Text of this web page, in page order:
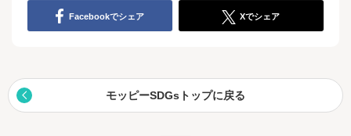
Facebookでシェア Xでシェア
モッピーSDGsトップに戻る